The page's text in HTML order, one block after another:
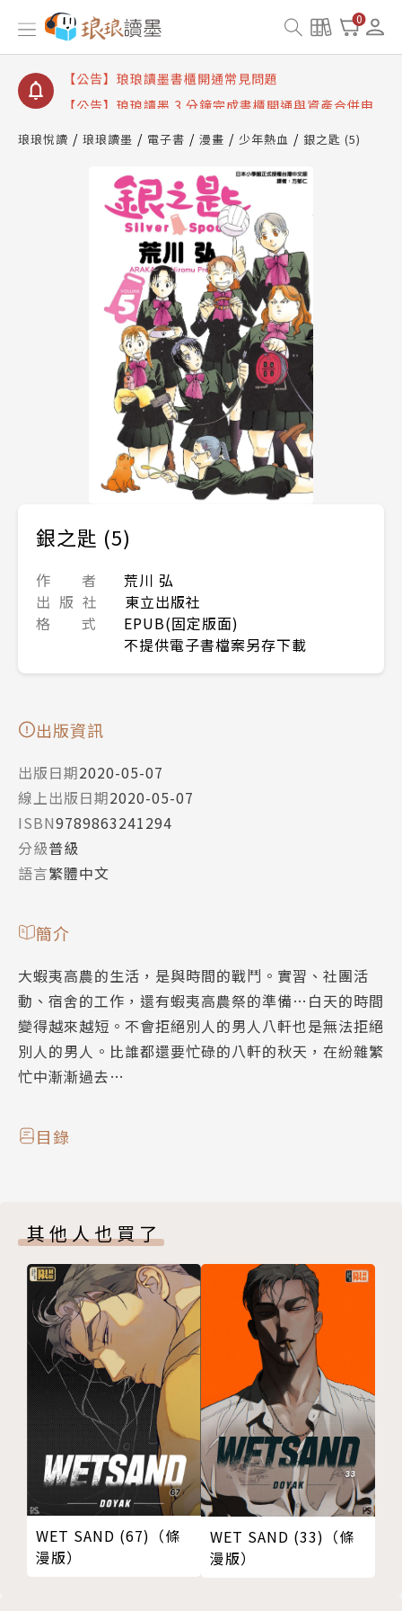
0
【公告】琅琅讀墨數位閱讀資產合併與書櫃開通申請
【公告】琅琅讀墨書櫃開通常見問題
【公告】琅琅讀墨 3 分鐘完成書櫃開通與資產合併申
請圖文教學
查詢
琅琅悅讀 琅琅讀墨 電子書 漫畫 少年熱血 銀之匙 (5)
銀之匙 (5)
作 者
荒川 弘
出 版 社
東立出版社
格 式
EPUB(固定版面)
不提供電子書檔案另存下載
出版資訊
出版日期2020-05-07
線上出版日期2020-05-07
ISBN9789863241294
分級普級
語言繁體中文
簡介
大蝦夷高農的生活，是與時間的戰鬥。實習、社團活
動、宿舍的工作，還有蝦夷高農祭的準備…白天的時間
變得越來越短。不會拒絕別人的男人八軒也是無法拒絕
別人的男人。比誰都還要忙碌的八軒的秋天，在紛雜繁
忙中漸漸過去…
目錄
其他人也買了
WET SAND (67)（條
漫版）
WET SAND (33)（條
漫版）